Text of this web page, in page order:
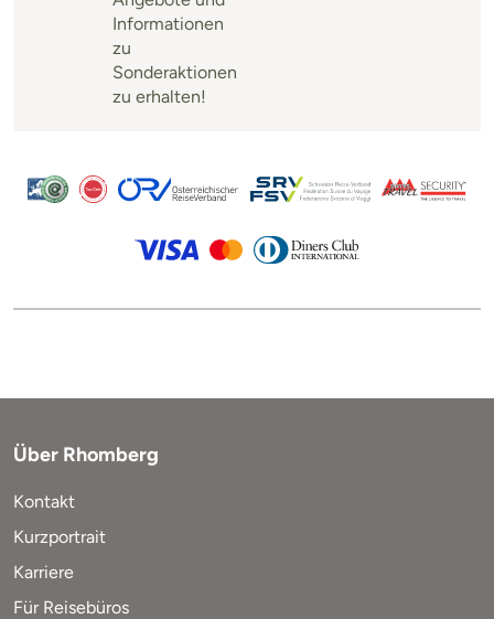
Informationen
zu
Sonderaktionen
zu erhalten!
Über Rhomberg
Kontakt
Kurzportrait
Karriere
Für Reisebüros